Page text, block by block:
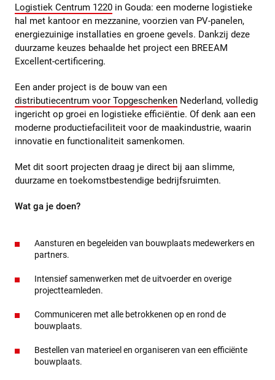
Logistiek Centrum 1220 in Gouda: een moderne logistieke
hal met kantoor en mezzanine, voorzien van PV-panelen,
energiezuinige installaties en groene gevels. Dankzij deze
duurzame keuzes behaalde het project een BREEAM
Excellent-certificering.
Een ander project is de bouw van een
distributiecentrum voor Topgeschenken Nederland, volledig
ingericht op groei en logistieke efficiëntie. Of denk aan een
moderne productiefaciliteit voor de maakindustrie, waarin
innovatie en functionaliteit samenkomen.
Met dit soort projecten draag je direct bij aan slimme,
duurzame en toekomstbestendige bedrijfsruimten.
Wat ga je doen?
Aansturen en begeleiden van bouwplaats medewerkers en
partners.
Intensief samenwerken met de uitvoerder en overige
projectteamleden.
Communiceren met alle betrokkenen op en rond de
bouwplaats.
Bestellen van materieel en organiseren van een efficiënte
bouwplaats.